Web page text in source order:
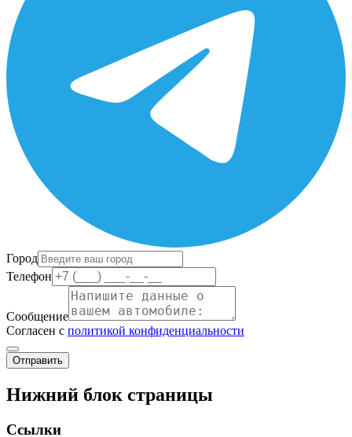
Город
Телефон
Сообщение
Согласен с политикой конфиденциальности
Отправить
Нижний блок страницы
Ссылки